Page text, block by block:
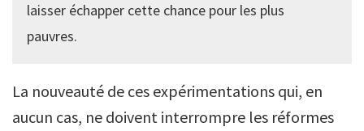
laisser échapper cette chance pour les plus
pauvres.
La nouveauté de ces expérimentations qui, en
aucun cas, ne doivent interrompre les réformes